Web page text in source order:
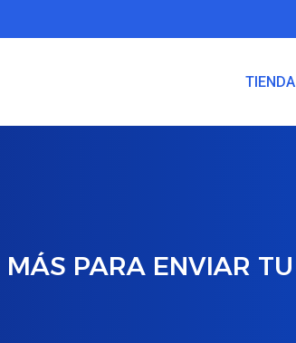
TIENDA
MÁS PARA ENVIAR TU